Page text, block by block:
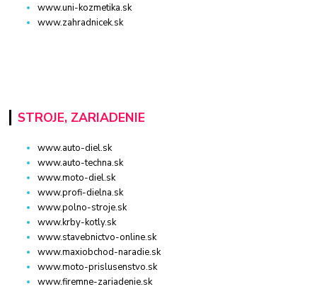
www.uni-kozmetika.sk
www.zahradnicek.sk
STROJE, ZARIADENIE
www.auto-diel.sk
www.auto-techna.sk
www.moto-diel.sk
www.profi-dielna.sk
www.polno-stroje.sk
www.krby-kotly.sk
www.stavebnictvo-online.sk
www.maxiobchod-naradie.sk
www.moto-prislusenstvo.sk
www.firemne-zariadenie.sk